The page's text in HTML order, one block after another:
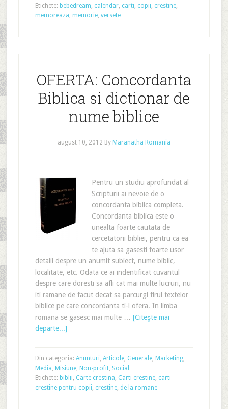
Etichete: bebedream, calendar, carti, copii, crestine,
memoreaza, memorie, versete
OFERTA: Concordanta
Biblica si dictionar de
nume biblice
august 10, 2012 By Maranatha Romania
Pentru un studiu aprofundat al
Scripturii ai nevoie de o
concordanta biblica completa.
Concordanta biblica este o
unealta foarte cautata de
cercetatorii bibliei, pentru ca ea
te ajuta sa gasesti foarte usor
detalii despre un anumit subiect, nume biblic,
localitate, etc. Odata ce ai indentificat cuvantul
despre care doresti sa afli cat mai multe lucruri, nu
iti ramane de facut decat sa parcurgi firul textelor
biblice pe care concordanta ti-l ofera. In limba
romana se gasesc mai multe … [Citeşte mai
departe...]
Din categoria: Anunturi, Articole, Generale, Marketing,
Media, Misiune, Non-profit, Social
Etichete: biblii, Carte crestina, Carti crestine, carti
crestine pentru copii, crestine, de la romane